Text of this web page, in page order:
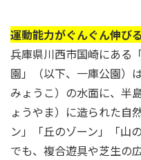
運動能力がぐんぐん伸び
兵庫県川西市国崎にある
園」（以下、一庫公園）
みょうこ）の水面に、半
ょうやま）に造られた自
ン」「丘のゾーン」「山
でも、複合遊具や芝生の